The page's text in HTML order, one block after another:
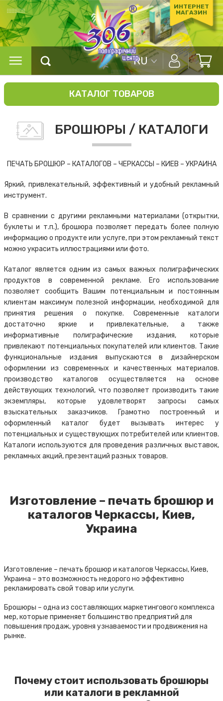
ИНТЕРНЕТ
МАГАЗИН
RU
КАТАЛОГ ТОВАРОВ
БРОШЮРЫ / КАТАЛОГИ
ПЕЧАТЬ БРОШЮР – КАТАЛОГОВ – ЧЕРКАССЫ – КИЕВ – УКРАИНА
Яркий, привлекательный, эффективный и удобный рекламный
инструмент.
В сравнении с другими рекламными материалами (открытки,
буклеты и т.п.), брошюра позволяет передать более полную
информацию о продукте или услуге, при этом рекламный текст
можно украсить иллюстрациями или фото.
Каталог является одним из самых важных полиграфических
продуктов в современной рекламе. Его использование
позволяет сообщить Вашим потенциальным и постоянным
клиентам максимум полезной информации, необходимой для
принятия решения о покупке. Современные каталоги
достаточно яркие и привлекательные, а также
информативные полиграфические издания, которые
привлекают потенциальных покупателей или клиентов. Такие
функциональные издания выпускаются в дизайнерском
оформлении из современных и качественных материалов.
производство каталогов осуществляется на основе
действующих технологий, что позволяет производить такие
экземпляры, которые удовлетворят запросы самых
взыскательных заказчиков. Грамотно построенный и
оформленный каталог будет вызывать интерес у
потенциальных и существующих потребителей или клиентов.
Каталоги используются для проведения различных выставок,
рекламных акций, презентаций разных товаров.
Изготовление – печать брошюр и
каталогов Черкассы, Киев,
Украина
Изготовление – печать брошюр и каталогов Черкассы, Киев,
Украина – это возможность недорого но эффективно
рекламировать свой товар или услуги.
Брошюры – одна из составляющих маркетингового комплекса
мер, которые применяет большинство предприятий для
повышения продаж, уровня узнаваемости и продвижения на
рынке.
Почему стоит использовать брошюры
или каталоги в рекламной